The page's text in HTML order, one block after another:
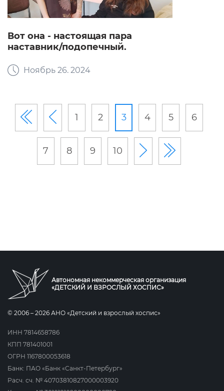
Вот она - настоящая пара
наставник/подопечный.
Ноябрь 26. 2024
1 2 3 4 5 6
7 8 9 10
Автономная некоммерческая организация
«ДЕТСКИЙ И ВЗРОСЛЫЙ ХОСПИС»
© 2006 – 2026 АНО «Детский и взрослый хоспис»
ИНН 7814658786
КПП 781401001
ОГРН 1167800053618
Банк: ПАО «Банк «Санкт-Петербург»
Расч. сч. № 40703810827000003920